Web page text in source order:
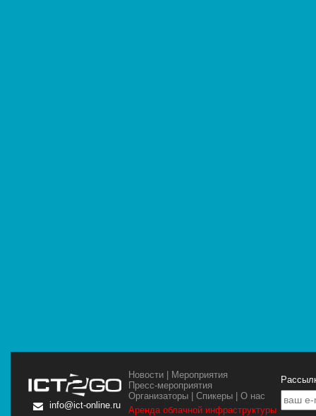
info@ict-online.ru
Новости | Мероприятия
Пресс-мероприятия
Организаторы |Спикеры |О нас
Аренда облачной инфраструктуры